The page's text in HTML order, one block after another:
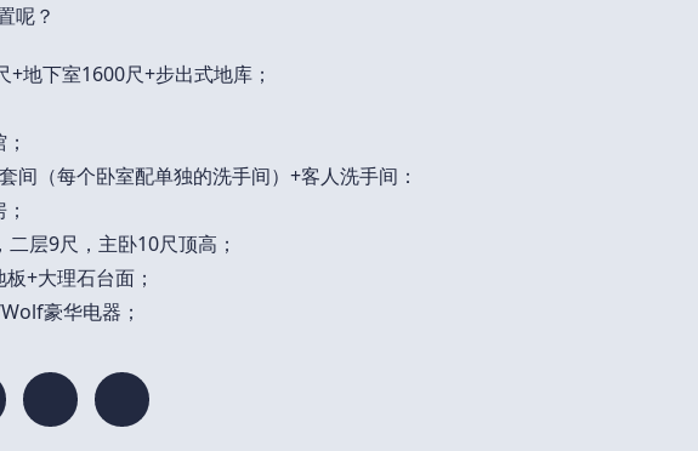
呢？
+地下室1600尺+步出式地库；
间（每个卧室配单独的洗手间）+客人洗手间：
二层9尺，主卧10尺顶高；
+大理石台面；
豪华电器；